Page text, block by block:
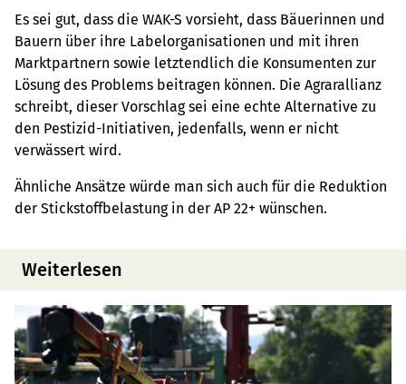
Es sei gut, dass die WAK-S vorsieht, dass Bäuerinnen und
Bauern über ihre Labelorganisationen und mit ihren
Marktpartnern sowie letztendlich die Konsumenten zur
Lösung des Problems beitragen können. Die Agrarallianz
schreibt, dieser Vorschlag sei eine echte Alternative zu
den Pestizid-Initiativen, jedenfalls, wenn er nicht
verwässert wird.
Ähnliche Ansätze würde man sich auch für die Reduktion
der Stickstoffbelastung in der AP 22+ wünschen.
Weiterlesen